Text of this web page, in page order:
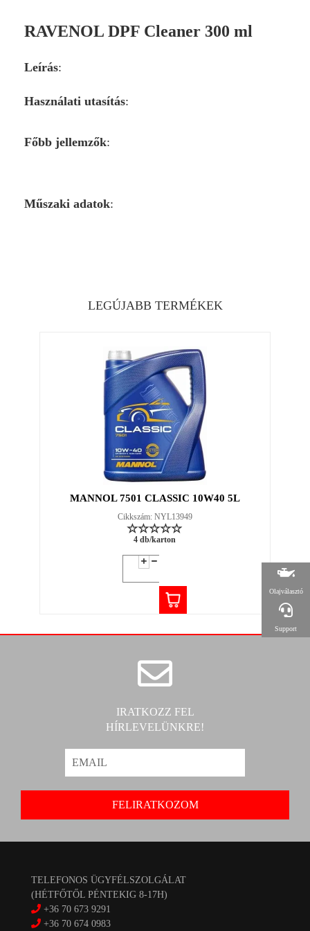
RAVENOL DPF Cleaner 300 ml
Leírás:
Használati utasítás:
Főbb jellemzők:
Műszaki adatok:
LEGÚJABB TERMÉKEK
MANNOL 7501 CLASSIC 10W40 5L
Cikkszám: NYL13949
4 db/karton
IRATKOZZ FEL
HÍRLEVELÜNKRE!
TELEFONOS ÜGYFÉLSZOLGÁLAT
(HÉTFŐTŐL PÉNTEKIG 8-17H)
+36 70 673 9291
+36 70 674 0983
Olajválasztó
Support